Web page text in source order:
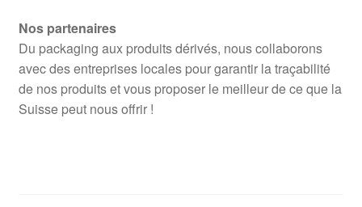
Nos partenaires
Du packaging aux produits dérivés, nous collaborons
avec des entreprises locales pour garantir la traçabilité
de nos produits et vous proposer le meilleur de ce que la
Suisse peut nous offrir !